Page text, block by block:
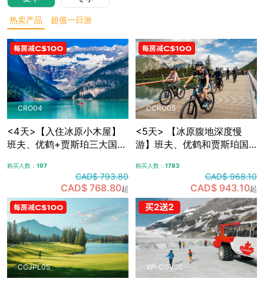
热卖产品 超值一日游
CRO04
<4天>【入住冰原小木屋】
班夫、优鹤+贾斯珀三大国家
原，露易斯湖+梦莲湖+翡翠
湖+佩托湖，自选漂流/骑行/
敞篷车观光
购买人数： 197
CAD$ 793.80
CAD$ 768.80起
CCRO05
<5天> 【冰原腹地深度慢
游】班夫、优鹤和贾斯珀国
冰原，夜宿冰原腹地特色木
屋，自选漂流/骑行/敞篷车观
光，含卡尔加里接送机
购买人数： 1783
CAD$ 968.10
CAD$ 943.10起
CCJPL05 XP-CGV05